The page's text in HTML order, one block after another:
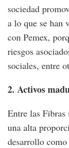
sociedad
a lo que se han
con Pemex,
riesgos
sociales, entre
2. Activos
Entre las
una alta
desarrollo